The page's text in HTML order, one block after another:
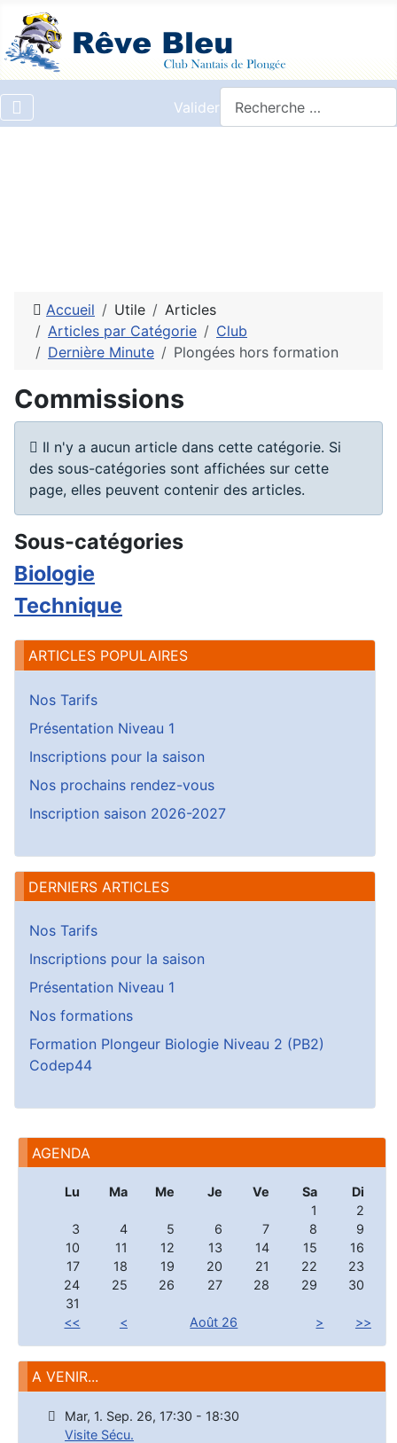
Valider
AGENDA
Lu Ma Me Je Ve Sa
Di
1
2
3
4 5 6 7 8
9
10
11 12 13 14 15
16
17
18 19 20 21 22
23
24
25 26 27 28 29
30
31
<<
< Août 26 > >>
A VENIR...
Mar, 1. Sep. 26, 17:30 - 18:30
Visite Sécu.
Accueil Utile
Articles
Articles par Catégorie
Club
Dernière Minute
Plongées hors formation
Commissions
Information
Il n'y a aucun article dans cette catégorie. Si
des sous-catégories sont affichées sur cette
page, elles peuvent contenir des articles.
Sous-catégories
Biologie
Technique
ARTICLES POPULAIRES
Nos Tarifs
Présentation Niveau 1
Inscriptions pour la saison
Nos prochains rendez-vous
Inscription saison 2026-2027
DERNIERS ARTICLES
Nos Tarifs
Inscriptions pour la saison
Présentation Niveau 1
Nos formations
Formation Plongeur Biologie Niveau 2 (PB2)
Codep44